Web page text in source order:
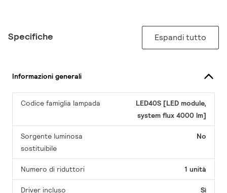
Specifiche Espandi tutto
Informazioni generali
Codice famiglia lampada
LED40S [LED module,
system flux 4000 lm]
Sorgente luminosa
sostituibile
No
Numero di riduttori 1 unità
Driver incluso Sì